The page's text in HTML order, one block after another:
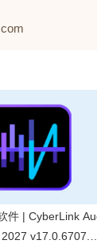
件 | CyberLink
v17.0.6707.0